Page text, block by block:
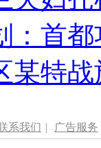
：首
某特
系我们 | 广告服务